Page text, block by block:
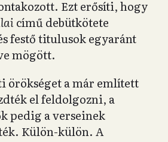
Ezt erősíti, hogy
című debütkötete
festő titulusok egyaránt
mögött.
örökséget a már említett
el feldolgozni, a
pedig a verseinek
Külön-külön. A